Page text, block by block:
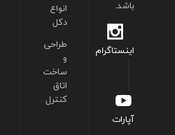
انواع
دکل
طراحی
و
ساخت
اتاق
کنترل
باشد.
اینستاگرام
آپارات